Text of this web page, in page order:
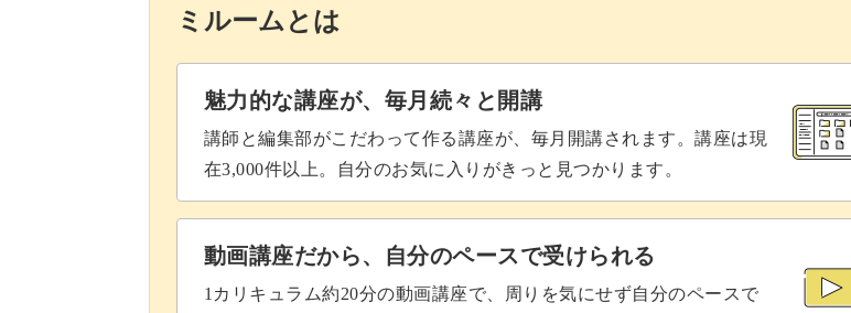
完成♪
ミルームとは
魅力的な講座が、毎月続々と開講
講師と編集部がこだわって作る講座が、毎月開講されます。講座は現
在3,000件以上。自分のお気に入りがきっと見つかります。
動画講座だから、自分のペースで受けられる
1カリキュラム約20分の動画講座で、周りを気にせず自分のペースで